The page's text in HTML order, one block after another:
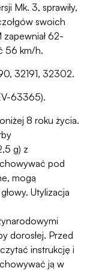
Mk. 3, sprawiły,
swoich
62-
56 km/h.
32191, 32302.
63365).
8 roku życia.
g) z
pod
mogą
Utylizacja
dorosłej. Przed
instrukcję i
ją w